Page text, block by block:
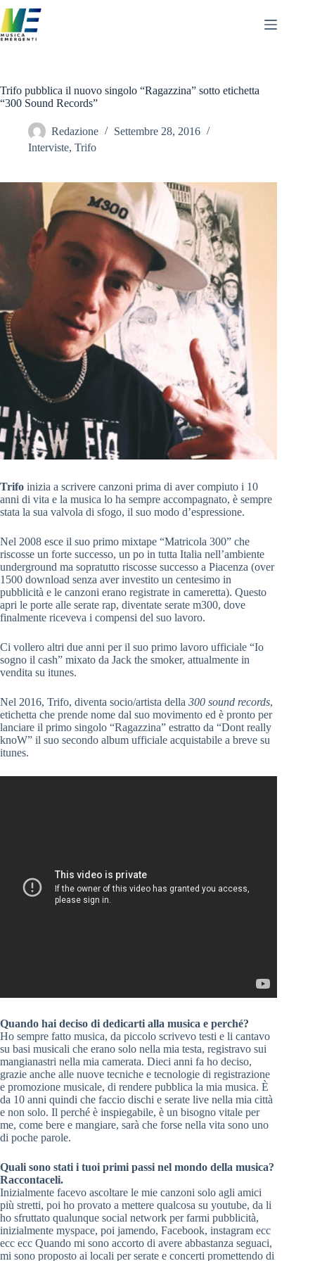
al
contenuto
Trifo pubblica il nuovo singolo “Ragazzina” sotto etichetta
“300 Sound Records”
Redazione
Settembre 28, 2016
Interviste, Trifo
Trifo inizia a scrivere canzoni prima di aver compiuto i 10
anni di vita e la musica lo ha sempre accompagnato, è sempre
stata la sua valvola di sfogo, il suo modo d’espressione.
Nel 2008 esce il suo primo mixtape “Matricola 300” che
riscosse un forte successo, un po in tutta Italia nell’ambiente
underground ma sopratutto riscosse successo a Piacenza (over
1500 download senza aver investito un centesimo in
pubblicità e le canzoni erano registrate in cameretta). Questo
apri le porte alle serate rap, diventate serate m300, dove
finalmente riceveva i compensi del suo lavoro.
Ci vollero altri due anni per il suo primo lavoro ufficiale “Io
sogno il cash” mixato da Jack the smoker, attualmente in
vendita su itunes.
Nel 2016, Trifo, diventa socio/artista della 300 sound records,
etichetta che prende nome dal suo movimento ed è pronto per
lanciare il primo singolo “Ragazzina” estratto da “Dont really
knoW” il suo secondo album ufficiale acquistabile a breve su
itunes.
Quando hai deciso di dedicarti alla musica e perché?
Ho sempre fatto musica, da piccolo scrivevo testi e li cantavo
su basi musicali che erano solo nella mia testa, registravo sui
mangianastri nella mia camerata. Dieci anni fa ho deciso,
grazie anche alle nuove tecniche e tecnologie di registrazione
e promozione musicale, di rendere pubblica la mia musica. È
da 10 anni quindi che faccio dischi e serate live nella mia città
e non solo. Il perché è inspiegabile, è un bisogno vitale per
me, come bere e mangiare, sarà che forse nella vita sono uno
di poche parole.
Quali sono stati i tuoi primi passi nel mondo della musica?
Raccontaceli.
Inizialmente facevo ascoltare le mie canzoni solo agli amici
più stretti, poi ho provato a mettere qualcosa su youtube, da li
ho sfruttato qualunque social network per farmi pubblicità,
inizialmente myspace, poi jamendo, Facebook, instagram ecc
ecc ecc Quando mi sono accorto di avere abbastanza seguaci,
mi sono proposto ai locali per serate e concerti promettendo di